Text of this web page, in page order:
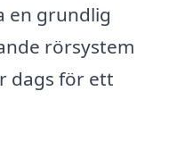
en grundlig
rörsystem
dags för ett